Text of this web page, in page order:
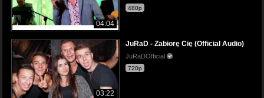
04:04
480p
03:22
JuRaD - Zabiorę Cię (Official Audio)
JuRaDOfficial
720p